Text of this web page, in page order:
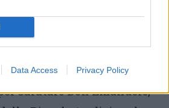
Data Access Privacy Policy
S. Giovanni Battista,
santa messa solenne della
12.30 nell’oratorio San
terrà il pranzo di
salutare Don Emanuele,